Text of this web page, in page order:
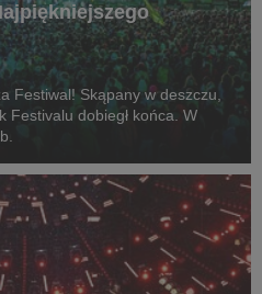
Festiwal! Skąpany w deszczu,
Festivalu dobiegł końca. W